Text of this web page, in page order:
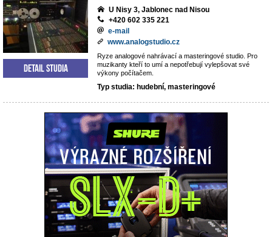
U Nisy 3, Jablonec nad Nisou
+420 602 335 221
e-mail
www.analogstudio.cz
Ryze analogové nahrávací a masteringové studio. Pro
muzikanty kteří to umí a nepotřebují vylepšovat své
výkony počítačem.
Typ studia: hudební, masteringové
Detail studia